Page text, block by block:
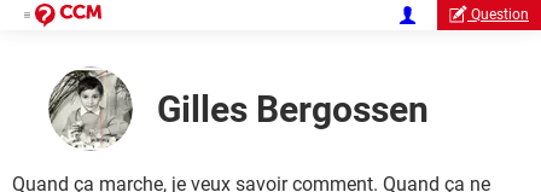
Question
Gilles Bergossen
Quand ça marche, je veux savoir comment. Quand ça ne